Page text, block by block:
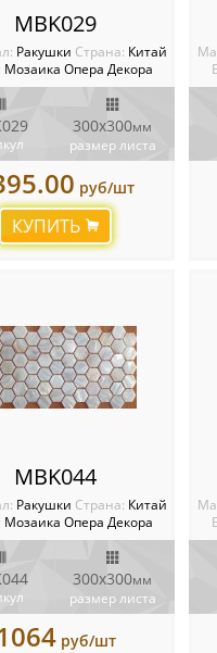
MBK029
Ракушки Cтрана: Китай
Мозаика Опера Декора
300х300мм
размер листа
руб/шт
КУПИТЬ
MBK044
Ракушки Cтрана: Китай
Мозаика Опера Декора
300х300мм
размер листа
руб/шт